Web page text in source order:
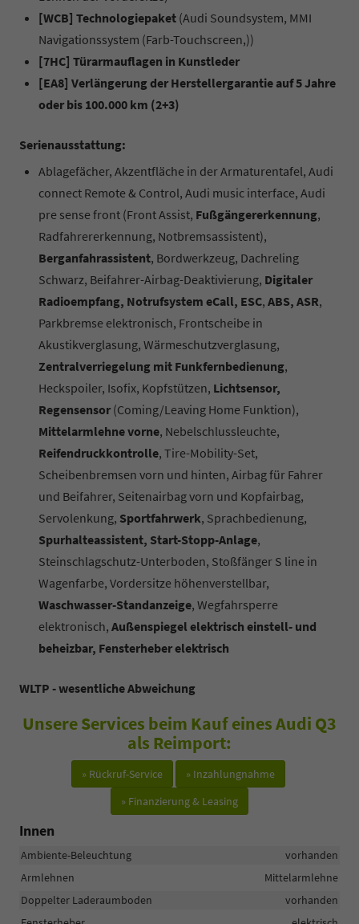
[WCB] Technologiepaket (Audi Soundsystem, MMI
Navigationssystem (Farb-Touchscreen,))
[7HC] Türarmauflagen in Kunstleder
[EA8] Verlängerung der Herstellergarantie auf 5 Jahre
oder bis 100.000 km (2+3)
Serienausstattung:
Ablagefächer, Akzentfläche in der Armaturentafel, Audi
connect Remote & Control, Audi music interface, Audi
pre sense front (Front Assist, Fußgängererkennung,
Radfahrererkennung, Notbremsassistent),
Berganfahrassistent, Bordwerkzeug, Dachreling
Schwarz, Beifahrer-Airbag-Deaktivierung, Digitaler
Radioempfang, Notrufsystem eCall, ESC, ABS, ASR,
Parkbremse elektronisch, Frontscheibe in
Akustikverglasung, Wärmeschutzverglasung,
Zentralverriegelung mit Funkfernbedienung,
Heckspoiler, Isofix, Kopfstützen, Lichtsensor,
Regensensor (Coming/Leaving Home Funktion),
Mittelarmlehne vorne, Nebelschlussleuchte,
Reifendruckkontrolle, Tire-Mobility-Set,
Scheibenbremsen vorn und hinten, Airbag für Fahrer
und Beifahrer, Seitenairbag vorn und Kopfairbag,
Servolenkung, Sportfahrwerk, Sprachbedienung,
Spurhalteassistent, Start-Stopp-Anlage,
Steinschlagschutz-Unterboden, Stoßfänger S line in
Wagenfarbe, Vordersitze höhenverstellbar,
Waschwasser-Standanzeige, Wegfahrsperre
elektronisch, Außenspiegel elektrisch einstell- und
beheizbar, Fensterheber elektrisch
WLTP - wesentliche Abweichung
Unsere Services beim Kauf eines Audi Q3
als Reimport:
» Rückruf-Service
» Inzahlungnahme
» Finanzierung & Leasing
Innen
Ambiente-Beleuchtung
vorhanden
Armlehnen
Mittelarmlehne
Doppelter Laderaumboden
vorhanden